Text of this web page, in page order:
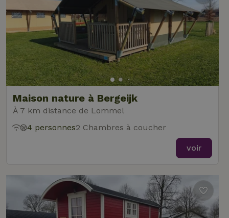
Maison nature à Bergeijk
À 7 km distance de Lommel
4 personnes2 Chambres à coucher
voir